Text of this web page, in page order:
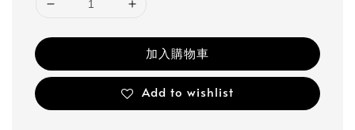
加入購物車
Add to wishlist